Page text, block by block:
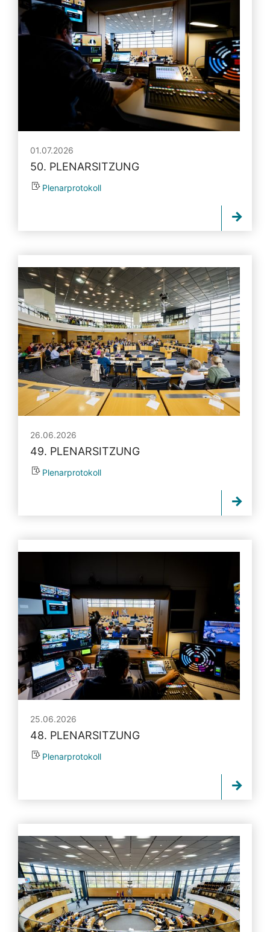
01.07.2026
50. PLENARSITZUNG
Plenarprotokoll
26.06.2026
49. PLENARSITZUNG
Plenarprotokoll
25.06.2026
48. PLENARSITZUNG
Plenarprotokoll